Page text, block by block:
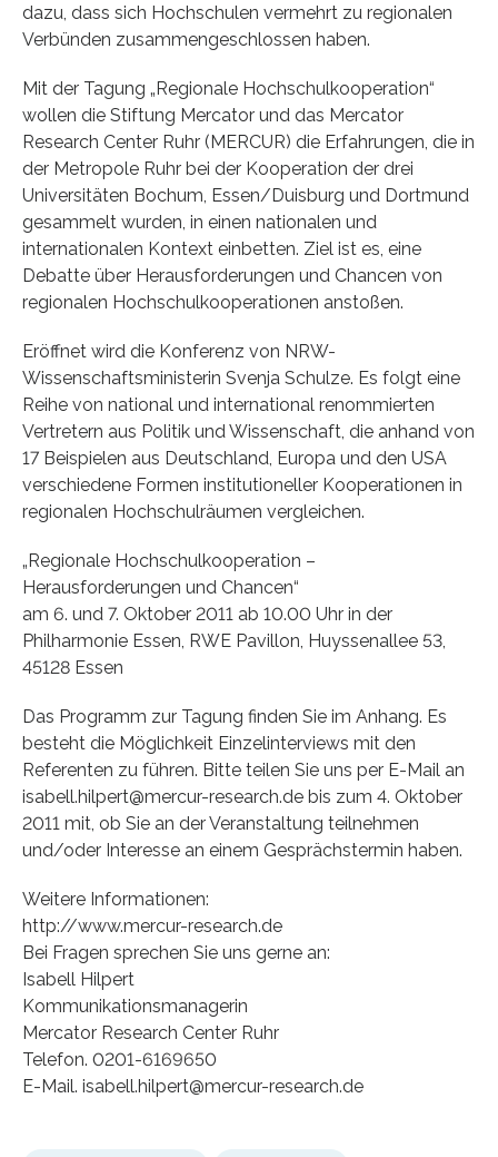
dazu, dass sich Hochschulen vermehrt zu regionalen
Verbünden zusammengeschlossen haben.
Mit der Tagung „Regionale Hochschulkooperation“
wollen die Stiftung Mercator und das Mercator
Research Center Ruhr (MERCUR) die Erfahrungen, die in
der Metropole Ruhr bei der Kooperation der drei
Universitäten Bochum, Essen/Duisburg und Dortmund
gesammelt wurden, in einen nationalen und
internationalen Kontext einbetten. Ziel ist es, eine
Debatte über Herausforderungen und Chancen von
regionalen Hochschulkooperationen anstoßen.
Eröffnet wird die Konferenz von NRW-
Wissenschaftsministerin Svenja Schulze. Es folgt eine
Reihe von national und international renommierten
Vertretern aus Politik und Wissenschaft, die anhand von
17 Beispielen aus Deutschland, Europa und den USA
verschiedene Formen institutioneller Kooperationen in
regionalen Hochschulräumen vergleichen.
„Regionale Hochschulkooperation –
Herausforderungen und Chancen“
am 6. und 7. Oktober 2011 ab 10.00 Uhr in der
Philharmonie Essen, RWE Pavillon, Huyssenallee 53,
45128 Essen
Das Programm zur Tagung finden Sie im Anhang. Es
besteht die Möglichkeit Einzelinterviews mit den
Referenten zu führen. Bitte teilen Sie uns per E-Mail an
isabell.hilpert@mercur-research.de bis zum 4. Oktober
2011 mit, ob Sie an der Veranstaltung teilnehmen
und/oder Interesse an einem Gesprächstermin haben.
Weitere Informationen:
http://www.mercur-research.de
Bei Fragen sprechen Sie uns gerne an:
Isabell Hilpert
Kommunikationsmanagerin
Mercator Research Center Ruhr
Telefon. 0201-6169650
E-Mail. isabell.hilpert@mercur-research.de